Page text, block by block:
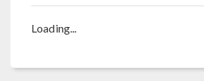
Loading...